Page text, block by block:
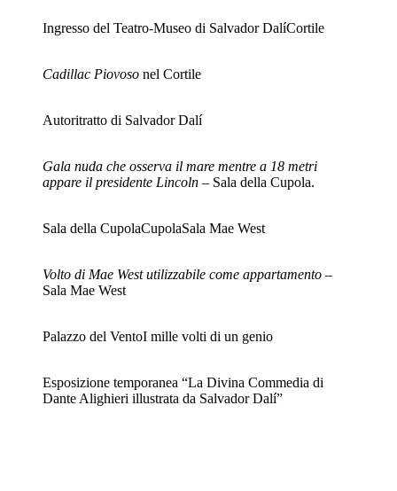
Ingresso del Teatro-Museo di Salvador DalíCortile
Cadillac Piovoso nel Cortile
Autoritratto di Salvador Dalí
Gala nuda che osserva il mare mentre a 18 metri
appare il presidente Lincoln – Sala della Cupola.
Sala della CupolaCupolaSala Mae West
Volto di Mae West utilizzabile come appartamento –
Sala Mae West
Palazzo del VentoI mille volti di un genio
Esposizione temporanea “La Divina Commedia di
Dante Alighieri illustrata da Salvador Dalí”